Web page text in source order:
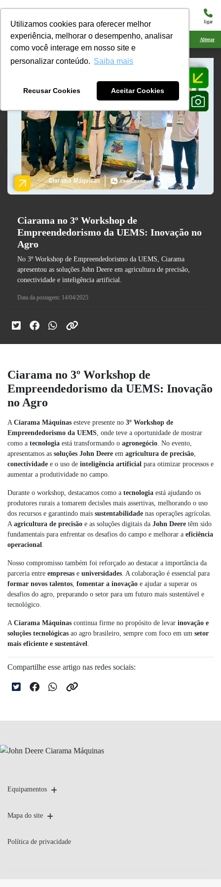
Utilizamos cookies para oferecer melhor
experiência, melhorar o desempenho, analisar
como você interage em nosso site e
personalizar conteúdo. Saiba mais
Recusar Cookies Aceitar Cookies
menu ligar
Ciarama Máquinas Laguna Carapã Alterar
Ciarama no 3º Workshop de
Empreendedorismo da UEMS: Inovação no
Agro
No 3º Workshop de Empreendedorismo da UEMS, Ciarama
apresentou as soluções John Deere em agricultura de precisão,
conectividade e inteligência artificial.
Data da postagem: 14/04/2025
Ciarama no 3º Workshop de
Empreendedorismo da UEMS: Inovação
no Agro
A Ciarama Máquinas esteve presente no 3º Workshop de
Empreendedorismo da UEMS, onde teve a oportunidade de mostrar
como a tecnologia está transformando o agronegócio. No evento,
apresentamos as soluções John Deere em agricultura de precisão,
conectividade e o uso de inteligência artificial para otimizar processos e
aumentar a produtividade no campo.
Durante o workshop, destacamos como a tecnologia está ajudando os
produtores rurais a tomarem decisões mais assertivas, melhorando o uso
dos recursos e garantindo mais sustentabilidade nas operações agrícolas.
A agricultura de precisão e as soluções digitais da John Deere têm sido
fundamentais para enfrentar os desafios do campo e melhorar a eficiência
operacional.
Nosso compromisso também foi reforçado ao destacar a importância da
parceria entre empresas e universidades. A colaboração é essencial para
formar novos talentos, fomentar a inovação e ajudar a superar os
desafios do agro, preparando o setor para um futuro mais sustentável e
tecnológico.
A Ciarama Máquinas continua firme no propósito de levar inovação e
soluções tecnológicas ao agro brasileiro, sempre com foco em um setor
mais eficiente e sustentável.
Compartilhe esse artigo nas redes sociais:
Equipamentos
Mapa do site
Política de privacidade